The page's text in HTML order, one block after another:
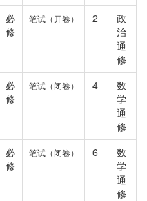
必
修
笔试（开卷） 2
政
治
通
修
必
修
笔试（闭卷） 4
数
学
通
修
必
修
笔试（闭卷） 6
数
学
通
修